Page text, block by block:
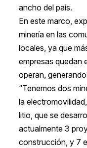
ancho del país.
En este marco,
minería en las
locales, ya que
empresas quedan
operan,
“Tenemos dos
la
litio, que se
actualmente 3
construcción, y 7